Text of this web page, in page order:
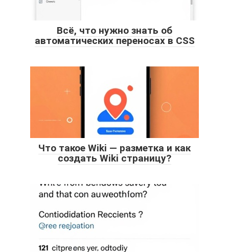
Всё, что нужно знать об
автоматических переносах в CSS
Что такое Wiki — разметка и как
создать Wiki страницу?